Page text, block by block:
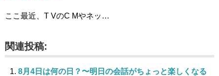
ここ最近、T VのC Mやネッ…
関連投稿:
8月4日は何の日？〜明日の会話がちょっと楽しくなる